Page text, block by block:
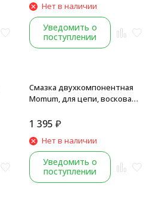
Нет в наличии
Уведомить о
поступлении
Смазка двухкомпонентная
Momum, для цепи, восковая,
1 395 ₽
Нет в наличии
Уведомить о
поступлении